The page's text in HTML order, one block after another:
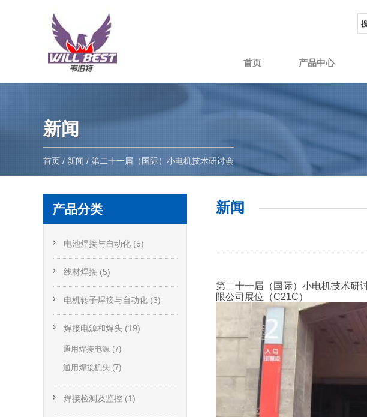
首页 产品中心
新闻
首页 / 新闻 / 第二十一届（国际）小电机技术研讨会
产品分类
电池焊接与自动化 (5)
线材焊接 (5)
电机转子焊接与自动化 (3)
焊接电源和焊头 (19)
通用焊接电源 (7)
通用焊接机头 (7)
焊接检测及监控 (1)
新闻
第二十一届（国际）小电机技术研
限公司 展位（C21C）